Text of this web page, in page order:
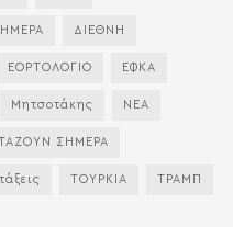
ΔΙΕΘΝΗ
ΕΟΡΤΟΛΟΓΙΟ ΕΦΚΑ
Μητσοτάκης ΝΕΑ
ΣΗΜΕΡΑ
ΤΟΥΡΚΙΑ ΤΡΑΜΠ